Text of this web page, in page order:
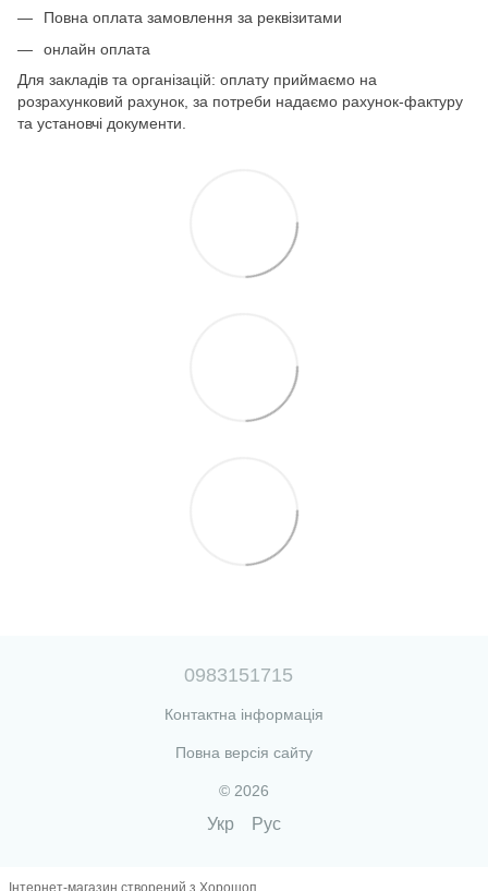
Повна оплата замовлення за реквізитами
онлайн оплата
Для закладів та організацій: оплату приймаємо на
розрахунковий рахунок, за потреби надаємо рахунок-фактуру
та установчі документи.
0983151715
Контактна інформація
Повна версія сайту
© 2026
Укр Рус
Інтернет-магазин створений з Хорошоп